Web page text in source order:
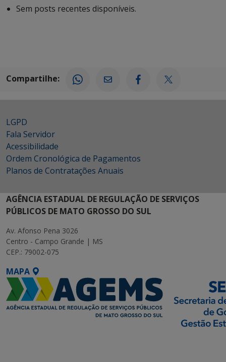
Sem posts recentes disponíveis.
Compartilhe:
LGPD
Fala Servidor
Acessibilidade
Ordem Cronológica de Pagamentos
Planos de Contratações Anuais
AGÊNCIA ESTADUAL DE REGULAÇÃO DE SERVIÇOS
PÚBLICOS DE MATO GROSSO DO SUL
Av. Afonso Pena 3026
Centro - Campo Grande | MS
CEP.: 79002-075
MAPA